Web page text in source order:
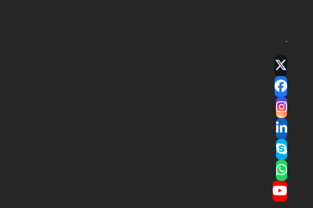
Twitter
(deprecated)
Facebook
Instagram
LinkedIn
Skype
Whatsapp
YouTube